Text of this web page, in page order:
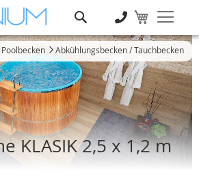
Abkühlungsbecken / Tauchbecken
KLASIK 2,5 x 1,2 m